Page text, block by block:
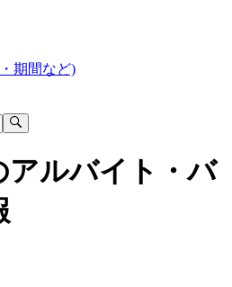
期間など)
アルバイト・バ